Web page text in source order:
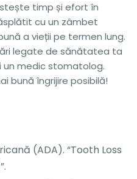
timp și efort în
cu un zâmbet
a vieții pe termen lung.
legate de sănătatea ta
un medic stomatolog.
bună îngrijire posibilă!
(ADA). “Tooth Loss